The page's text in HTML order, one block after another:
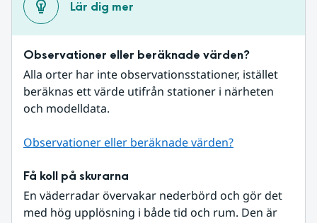
Lär dig mer
Observationer eller beräknade värden?
Alla orter har inte observationsstationer, istället
beräknas ett värde utifrån stationer i närheten
och modelldata.
Observationer eller beräknade värden?
Få koll på skurarna
En väderradar övervakar nederbörd och gör det
med hög upplösning i både tid och rum. Den är